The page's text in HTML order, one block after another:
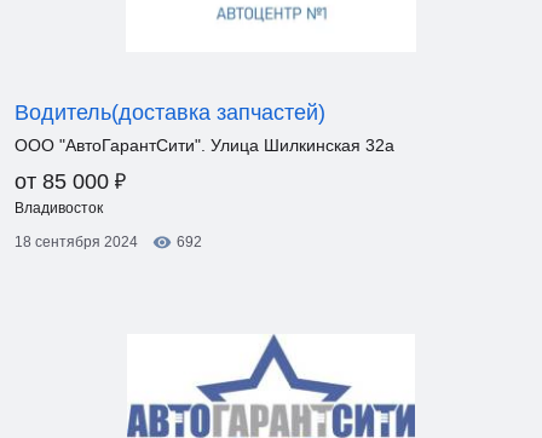
Водитель(доставка запчастей)
ООО "АвтоГарантСити". Улица Шилкинская 32а
от 85 000 ₽
Владивосток
18 сентября 2024
692